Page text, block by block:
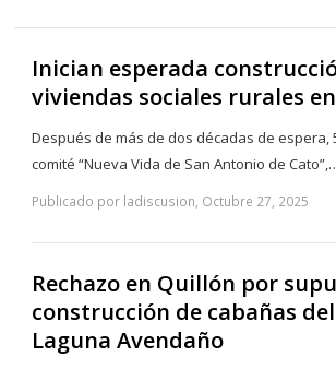
Inician esperada
viviendas sociales rurales
Después de más de dos décadas de espera,
comité “Nueva Vida de San Antonio de
Publicado por ladiscusion, Octubre 27, 2025
Rechazo en Quillón por
construcción de cabañas
Laguna Avendaño